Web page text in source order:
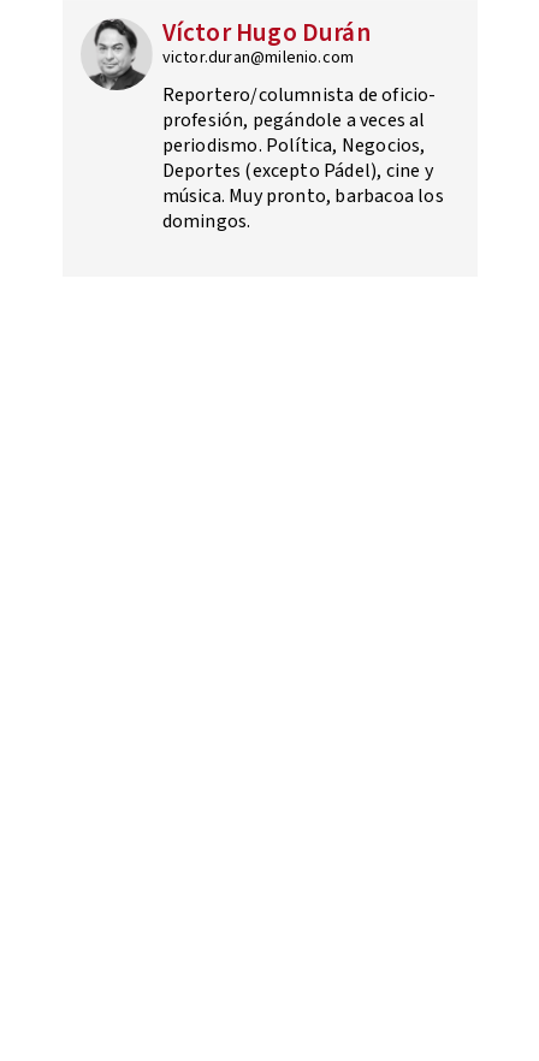
Víctor Hugo Durán
victor.duran@milenio.com
Reportero/columnista de oficio-
profesión, pegándole a veces al
periodismo. Política, Negocios,
Deportes (excepto Pádel), cine y
música. Muy pronto, barbacoa los
domingos.